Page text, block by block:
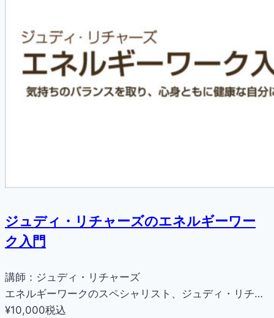
ジュディ・リチャーズのエネルギーワー
ク入門
講師：ジュディ・リチャーズ
エネルギーワークのスペシャリスト、ジュディ・リチ…
¥10,000税込